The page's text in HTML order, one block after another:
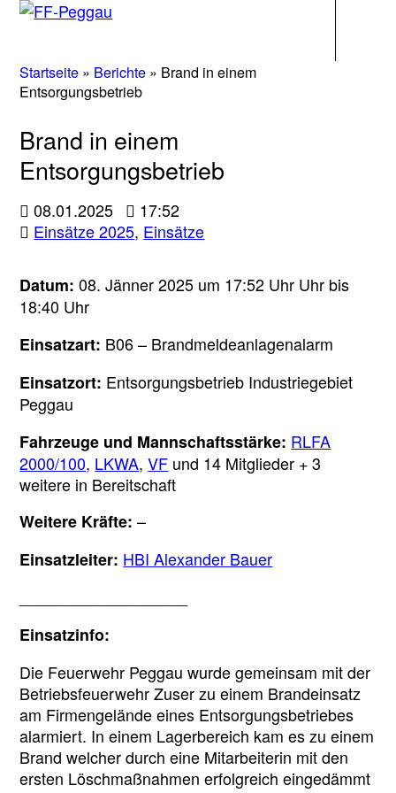
Startseite » Berichte » Brand in einem
Entsorgungsbetrieb
Brand in einem
Entsorgungsbetrieb
08.01.2025
17:52
Einsätze 2025, Einsätze
Datum: 08. Jänner 2025 um 17:52 Uhr Uhr bis
18:40 Uhr
Einsatzart: B06 – Brandmeldeanlagenalarm
Einsatzort: Entsorgungsbetrieb Industriegebiet
Peggau
Fahrzeuge und Mannschaftsstärke: RLFA
2000/100, LKWA,VF und 14 Mitglieder + 3
weitere in Bereitschaft
Weitere Kräfte: –
Einsatzleiter: HBI Alexander Bauer
Einsatzinfo:
Die Feuerwehr Peggau wurde gemeinsam mit der
Betriebsfeuerwehr Zuser zu einem Brandeinsatz
am Firmengelände eines Entsorgungsbetriebes
alarmiert. In einem Lagerbereich kam es zu einem
Brand welcher durch eine Mitarbeiterin mit den
ersten Löschmaßnahmen erfolgreich eingedämmt